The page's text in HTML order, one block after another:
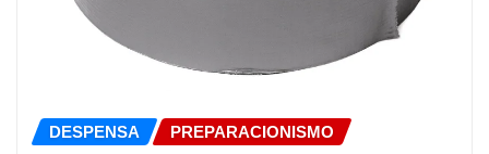
DESPENSA PREPARACIONISMO